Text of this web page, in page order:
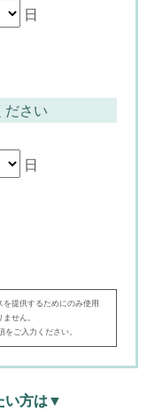
日
ださい
日
提供するためにのみ使用
せん。
ご入力ください。
い方は▼